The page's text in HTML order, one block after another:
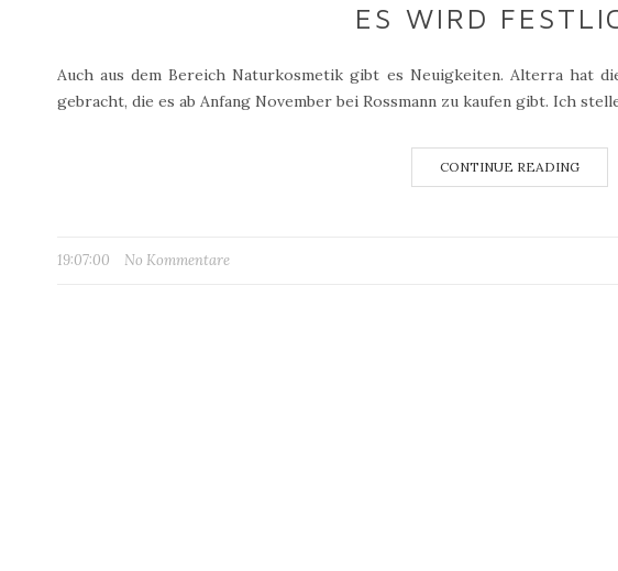
ES WIRD
Auch aus dem Bereich Naturkosmetik gibt es Neuigkeiten. Alterra hat
gebracht, die es ab Anfang November bei Rossmann zu kaufen gibt. Ich
CONTINUE READING
19:07:00 No Kommentare